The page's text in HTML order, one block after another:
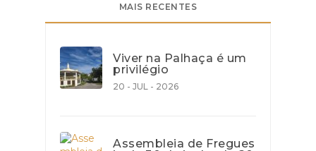
MAIS RECENTES
Viver na Palhaça é um
privilégio
20 - JUL - 2026
Assembleia de Fregues